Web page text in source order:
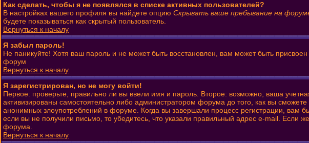
Как сделать, чтобы я не появлялся в списке активных пользователей?
В настройках вашего профиля вы найдете опцию Скрывать ваше пребывание на
будете показываться как скрытый пользователь.
Вернуться к началу
Я забыл пароль!
Не паникуйте! Хотя ваш пароль и не может быть восстановлен, вам может быть присвоен
форум
Вернуться к началу
Я зарегистрирован, но не могу войти!
Первое: проверьте, правильно ли вы ввели имя и пароль. Второе: возможно, ваша
активизированы самостоятельно либо администратором форума до того, как вы
анонимных злоупотреблений в форуме. Когда вы завершали процесс регистрации, вам
если вы не получили письмо, то убедитесь, что указали правильный адрес e-mail. Если
форума.
Вернуться к началу